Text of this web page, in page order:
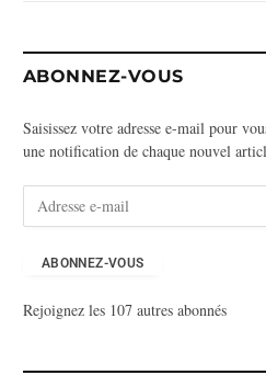
ABONNEZ-VOUS
Saisissez votre adresse e-mail pour
une notification de chaque nouvel
s
ABONNEZ-VOUS
Rejoignez les 107 autres abonnés